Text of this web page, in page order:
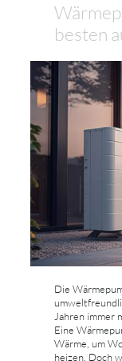
besten
Die
Jahren immer
Eine
Wärme, um
heizen. Doch